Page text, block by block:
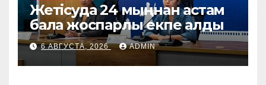
Жетісуда 24 мыңнан астам
бала жоспарлы екпе алды
6 АВГУСТА, 2026 ADMIN